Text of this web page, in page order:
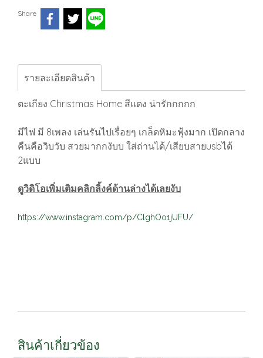
Share
รายละเอียดสินค้า
ตะเกียง Christmas Home สีแดง น่ารักกกกก
มีไฟ มี 8เพลง เล่นรันไปเรื่อยๆ เกล็ดหิมะฟุ้งมาก เปิดกลาง
คืนคือวิบวับ สวยมากกงับบ ใส่ถ่านได้/เสียบสายusbได้
2แบบ
ดูวิดิโอเพิ่มเติมคลิกลิ้งค์ด้านล่างได้เลยงับ
https://www.instagram.com/p/ClghOo1jUFU/
สินค้าเกี่ยวข้อง